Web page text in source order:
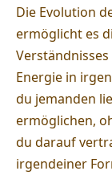
Die Evolution
ermöglicht es
Energie in
du jemanden
ermöglichen,
du darauf
irgendeiner